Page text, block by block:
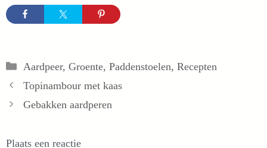
Categorieën
Aardpeer, Groente, Paddenstoelen, Recepten
Topinambour met kaas
Gebakken aardperen
Plaats een reactie